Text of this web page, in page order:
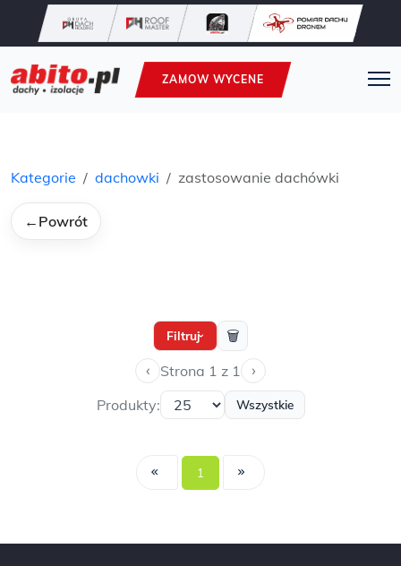
ZAMOW WYCENE
Kategorie dachowki zastosowanie dachówki
← Powrót
Filtruj› 🗑
‹ Strona 1 z 1 ›
Produkty: Wszystkie
1